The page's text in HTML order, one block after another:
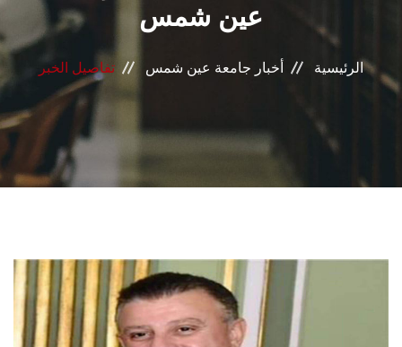
البحث العلمي
الرعاية الصحية
المراكز والوحدات
الأنظمة الذكية
تواصل معنا
الطلاب
عين شمس
الرئيسية أخبار جامعة عين شمس تفاصيل الخبر